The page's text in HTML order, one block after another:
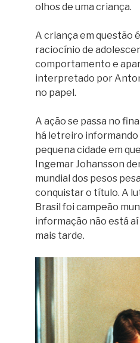
olhos de uma criança.
A criança em questão
raciocínio de
comportamento e
interpretado por
no papel.
A ação se passa no
há letreiro informando
pequena cidade em
Ingemar Johansson
mundial dos pesos
conquistar o título. A
Brasil foi campeão
informação não está
mais tarde.